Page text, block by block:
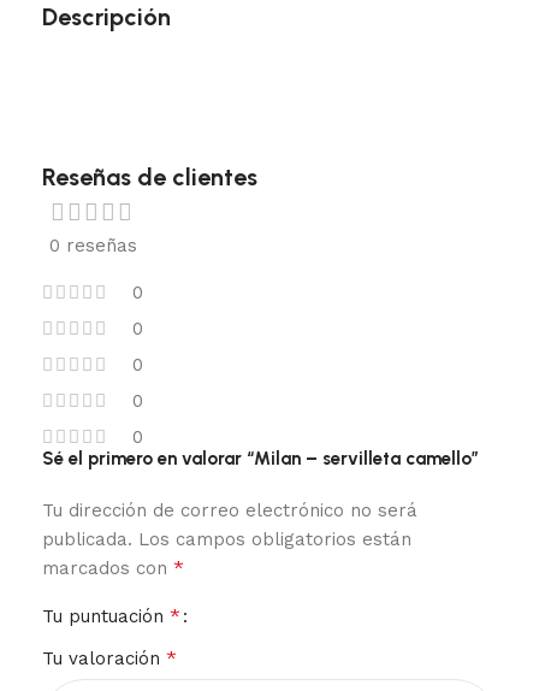
Descripción
Reseñas de clientes
0 reseñas
0
0
0
0
0
Sé el primero en valorar “Milan – servilleta camello”
Tu dirección de correo electrónico no será
publicada. Los campos obligatorios están
marcados con *
Tu puntuación *
Tu valoración *